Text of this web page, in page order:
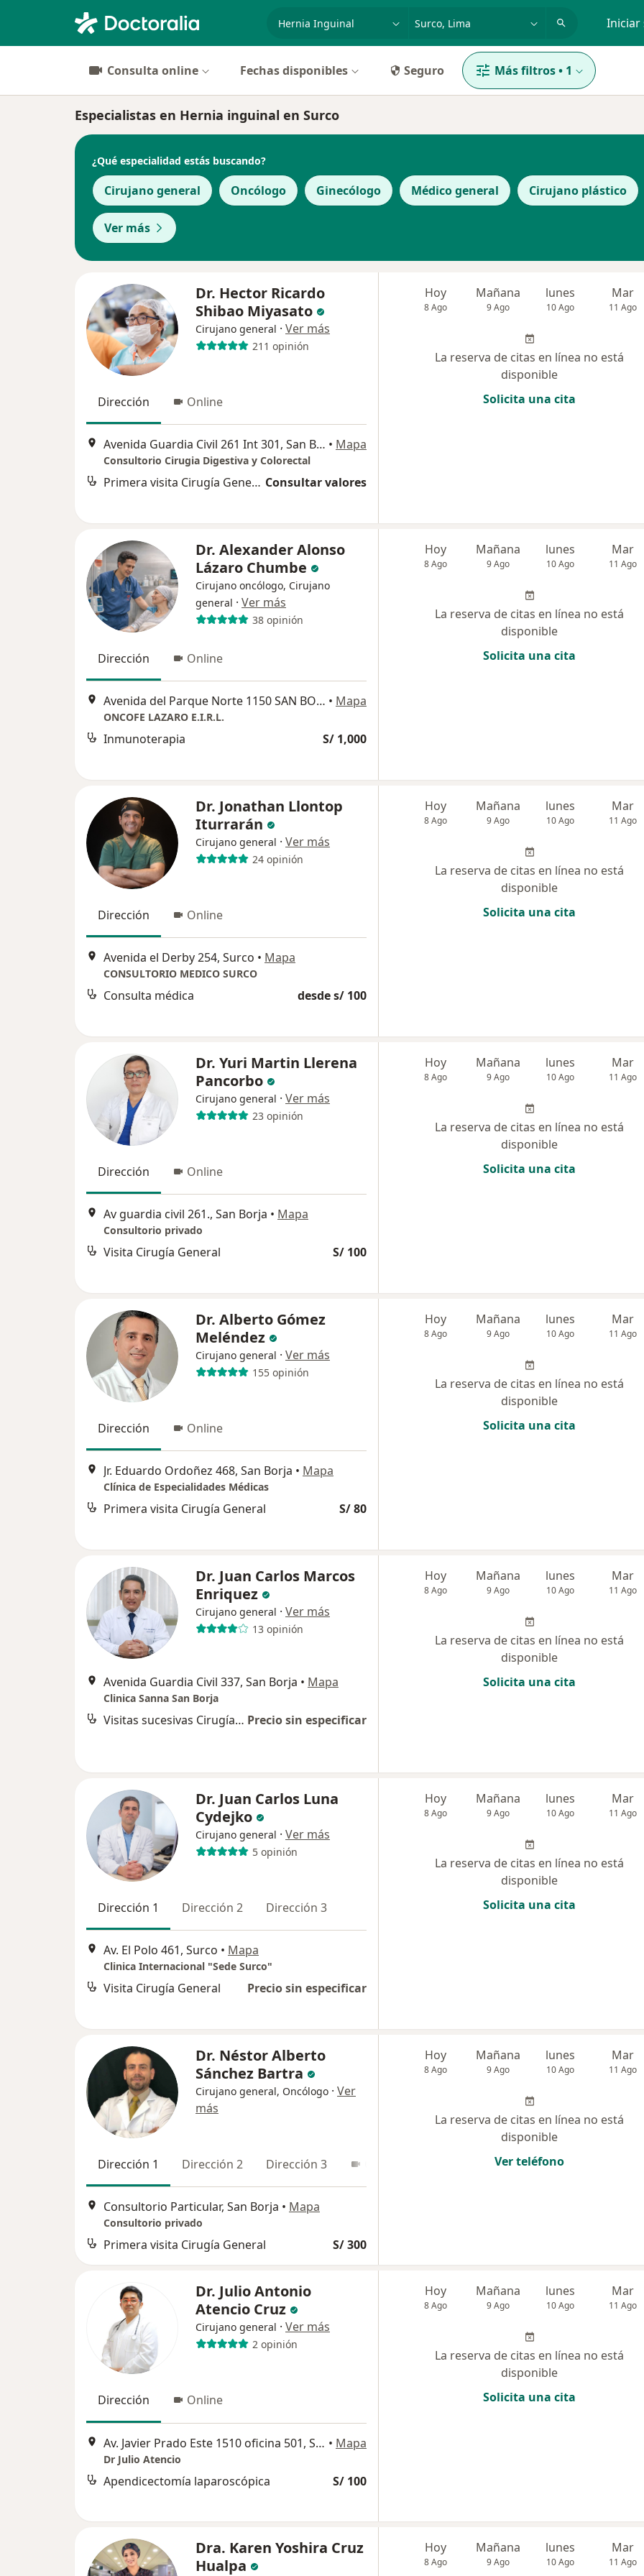
Iniciar
Consulta online Fechas disponibles Seguro Más filtros• 1
Especialistas en Hernia inguinal en Surco
¿Qué especialidad estás buscando?
Cirujano general Oncólogo Ginecólogo Médico general Cirujano plástico
Ver más
Dr. Hector Ricardo
Shibao Miyasato
Cirujano general · Ver más
211 opinión
Dirección Online
Avenida Guardia Civil 261 Int 301, San Borja • Mapa
Consultorio Cirugia Digestiva y Colorectal
Primera visita Cirugía General Consultar valores
Hoy
8 Ago
Mañana
9 Ago
lunes
10 Ago
Mar
11 Ago
La reserva de citas en línea no está
disponible
Solicita una cita
Dr. Alexander Alonso
Lázaro Chumbe
Cirujano oncólogo, Cirujano
general · Ver más
38 opinión
Dirección Online
Avenida del Parque Norte 1150 SAN BORJA, San Borja • Mapa
ONCOFE LAZARO E.I.R.L.
Inmunoterapia S/ 1,000
Hoy
8 Ago
Mañana
9 Ago
lunes
10 Ago
Mar
11 Ago
La reserva de citas en línea no está
disponible
Solicita una cita
Dr. Jonathan Llontop
Iturrarán
Cirujano general · Ver más
24 opinión
Dirección Online
Avenida el Derby 254, Surco • Mapa
CONSULTORIO MEDICO SURCO
Consulta médica desde s/ 100
Hoy
8 Ago
Mañana
9 Ago
lunes
10 Ago
Mar
11 Ago
La reserva de citas en línea no está
disponible
Solicita una cita
Dr. Yuri Martin Llerena
Pancorbo
Cirujano general · Ver más
23 opinión
Dirección Online
Av guardia civil 261., San Borja • Mapa
Consultorio privado
Visita Cirugía General S/ 100
Hoy
8 Ago
Mañana
9 Ago
lunes
10 Ago
Mar
11 Ago
La reserva de citas en línea no está
disponible
Solicita una cita
Dr. Alberto Gómez
Meléndez
Cirujano general · Ver más
155 opinión
Dirección Online
Jr. Eduardo Ordoñez 468, San Borja • Mapa
Clínica de Especialidades Médicas
Primera visita Cirugía General S/ 80
Hoy
8 Ago
Mañana
9 Ago
lunes
10 Ago
Mar
11 Ago
La reserva de citas en línea no está
disponible
Solicita una cita
Dr. Juan Carlos Marcos
Enriquez
Cirujano general · Ver más
13 opinión
Avenida Guardia Civil 337, San Borja • Mapa
Clinica Sanna San Borja
Visitas sucesivas Cirugía General Precio sin especificar
Hoy
8 Ago
Mañana
9 Ago
lunes
10 Ago
Mar
11 Ago
La reserva de citas en línea no está
disponible
Solicita una cita
Dr. Juan Carlos Luna
Cydejko
Cirujano general · Ver más
5 opinión
Dirección 1 Dirección 2 Dirección 3
Av. El Polo 461, Surco • Mapa
Clinica Internacional "Sede Surco"
Visita Cirugía General Precio sin especificar
Hoy
8 Ago
Mañana
9 Ago
lunes
10 Ago
Mar
11 Ago
La reserva de citas en línea no está
disponible
Solicita una cita
Dr. Néstor Alberto
Sánchez Bartra
Cirujano general, Oncólogo · Ver
más
Dirección 1 Dirección 2 Dirección 3
Consultorio Particular, San Borja • Mapa
Consultorio privado
Primera visita Cirugía General S/ 300
Hoy
8 Ago
Mañana
9 Ago
lunes
10 Ago
Mar
11 Ago
La reserva de citas en línea no está
disponible
Ver teléfono
Dr. Julio Antonio
Atencio Cruz
Cirujano general · Ver más
2 opinión
Dirección Online
Av. Javier Prado Este 1510 oficina 501, San Isidro • Mapa
Dr Julio Atencio
Apendicectomía laparoscópica S/ 100
Hoy
8 Ago
Mañana
9 Ago
lunes
10 Ago
Mar
11 Ago
La reserva de citas en línea no está
disponible
Solicita una cita
Dra. Karen Yoshira Cruz
Hualpa
Hoy
8 Ago
Mañana
9 Ago
lunes
10 Ago
Mar
11 Ago